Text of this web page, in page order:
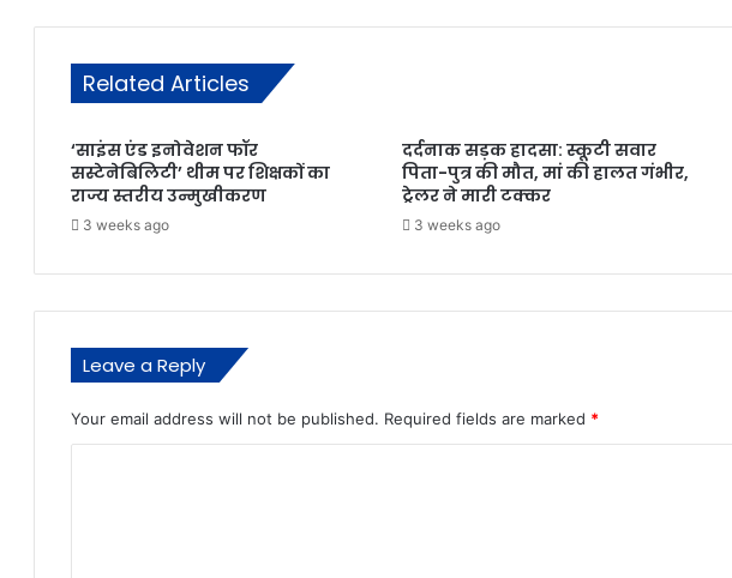
Related Articles
‘साइंस एंड इनोवेशन फॉर
सस्टेनेबिलिटी’ थीम पर शिक्षकों का
राज्य स्तरीय उन्मुखीकरण
3 weeks ago
दर्दनाक सड़क हादसा: स्कूटी सवार
पिता-पुत्र की मौत, मां की हालत गंभीर,
ट्रेलर ने मारी टक्कर
3 weeks ago
Leave a Reply
Your email address will not be published. Required fields are marked *